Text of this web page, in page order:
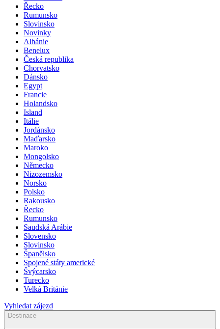
Řecko
Rumunsko
Slovinsko
Novinky
Albánie
Benelux
Česká republika
Chorvatsko
Dánsko
Egypt
Francie
Holandsko
Island
Itálie
Jordánsko
Maďarsko
Maroko
Mongolsko
Německo
Nizozemsko
Norsko
Polsko
Rakousko
Řecko
Rumunsko
Saudská Arábie
Slovensko
Slovinsko
Španělsko
Spojené státy americké
Švýcarsko
Turecko
Velká Británie
Vyhledat zájezd
Destinace